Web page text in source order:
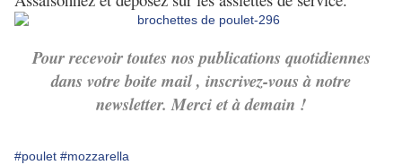
Pour recevoir toutes nos publications quotidiennes
dans votre boite mail , inscrivez-vous à notre
newsletter. Merci et à demain !
#poulet #mozzarella